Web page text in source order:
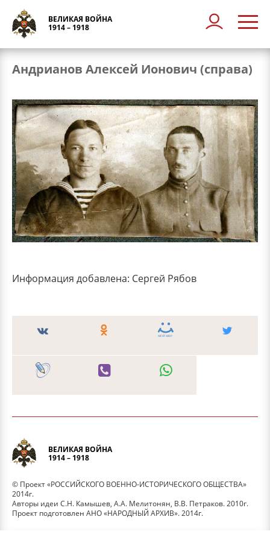
ВЕЛИКАЯ ВОЙНА
1914 – 1918
Андрианов Алексей Ионович (справа)
Информация добавлена: Сергей Рябов
ВЕЛИКАЯ ВОЙНА
1914 – 1918
© Проект «РОССИЙСКОГО ВОЕННО-ИСТОРИЧЕСКОГО ОБЩЕСТВА»
2014г.
Авторы идеи С.Н. Камышев, А.А. Мелитонян, В.В. Петраков. 2010г.
Проект подготовлен АНО «НАРОДНЫЙ АРХИВ». 2014г.